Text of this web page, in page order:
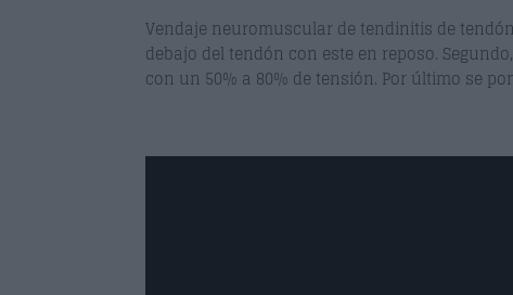
Vendaje neuromuscular de tendinitis de
debajo del tendón con este en reposo.
con un 50% a 80% de tensión. Por último se